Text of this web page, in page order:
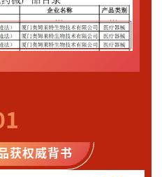
获权威背书